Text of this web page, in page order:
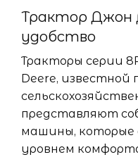
Трактор Джон
удобство
Тракторы серии
Deere, известной
представляют
машины, которые
уровнем